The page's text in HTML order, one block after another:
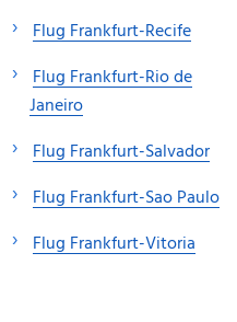
Flug Frankfurt-Recife
Flug Frankfurt-Rio de
Janeiro
Flug Frankfurt-Salvador
Flug Frankfurt-Sao Paulo
Flug Frankfurt-Vitoria